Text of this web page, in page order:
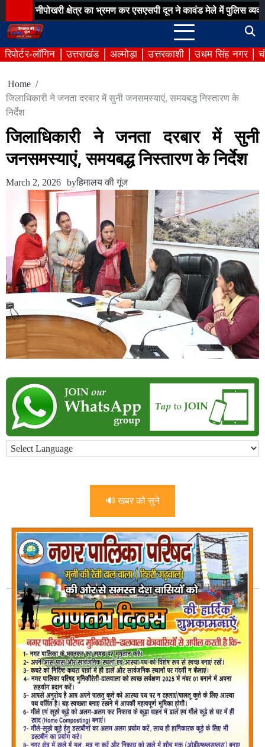
to
content
क्षेत्र का भ्रमण कर एसएसपी दून ने कावंड मेले में पुलिस व्यवस्थाओं का
रिपोर्टर-लॉगिन उत्तराखंड अल्मोड़ा उत्तरकाशी उधम सिंह नगर
Home
जिलाधिकारी ने जनता दरबार में सुनी जनसमस्याएं, समयबद्ध निस्तारण के
निर्देश
जिलाधिकारी ने जनता दरबार में सुनी
जनसमस्याएं, समयबद्ध निस्तारण के निर्देश
March 2, 2026 byहिमालय की गूंज
🔊 खबर को सुने